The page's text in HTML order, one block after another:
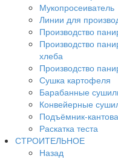
Мукопросеиватель
Линии для
Производство
Производство
хлеба
Производство
Сушка картофеля
Барабанные
Конвейерные
Подъёмник-
Раскатка теста
СТРОИТЕЛЬНОЕ
Назад